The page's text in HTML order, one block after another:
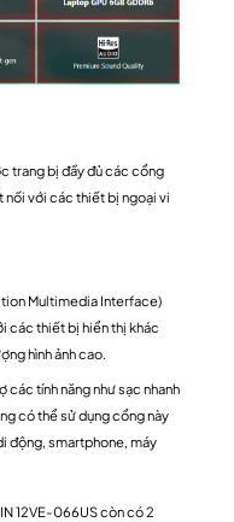
trang bị đầy đủ các cổng
với các thiết bị ngoại vi
Multimedia Interface)
các thiết bị hiển thị khác
hình ảnh cao.
tính năng như sạc nhanh
có thể sử dụng cổng này
động, smartphone, máy
12VE-066US còn có 2